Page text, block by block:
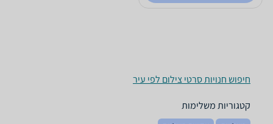
חיפוש חנויות סרטי צילום לפי עיר
קטגוריות משלימות